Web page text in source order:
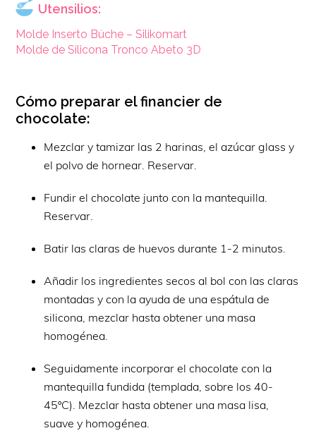
Utensilios:
Molde Inserto Búche – Silikomart
Molde de Silicona Tronco Abeto 3D
Cómo preparar el financier de
chocolate:
Mezclar y tamizar las 2 harinas, el azúcar glass y
el polvo de hornear. Reservar.
Fundir el chocolate junto con la mantequilla.
Reservar.
Batir las claras de huevos durante 1-2 minutos.
Añadir los ingredientes secos al bol con las claras
montadas y con la ayuda de una espátula de
silicona, mezclar hasta obtener una masa
homogénea.
Seguidamente incorporar el chocolate con la
mantequilla fundida (templada, sobre los 40-
45ºC). Mezclar hasta obtener una masa lisa,
suave y homogénea.